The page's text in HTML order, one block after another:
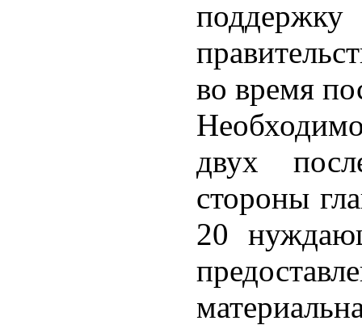
во время
двух
стороны
20